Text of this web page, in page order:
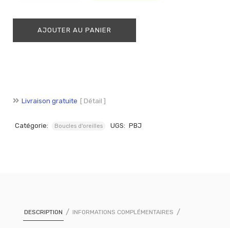
AJOUTER AU PANIER
Livraison gratuite [ Détail ]
Catégorie: Boucles d'oreilles UGS: PBJ
DESCRIPTION INFORMATIONS COMPLÉMENTAIRES